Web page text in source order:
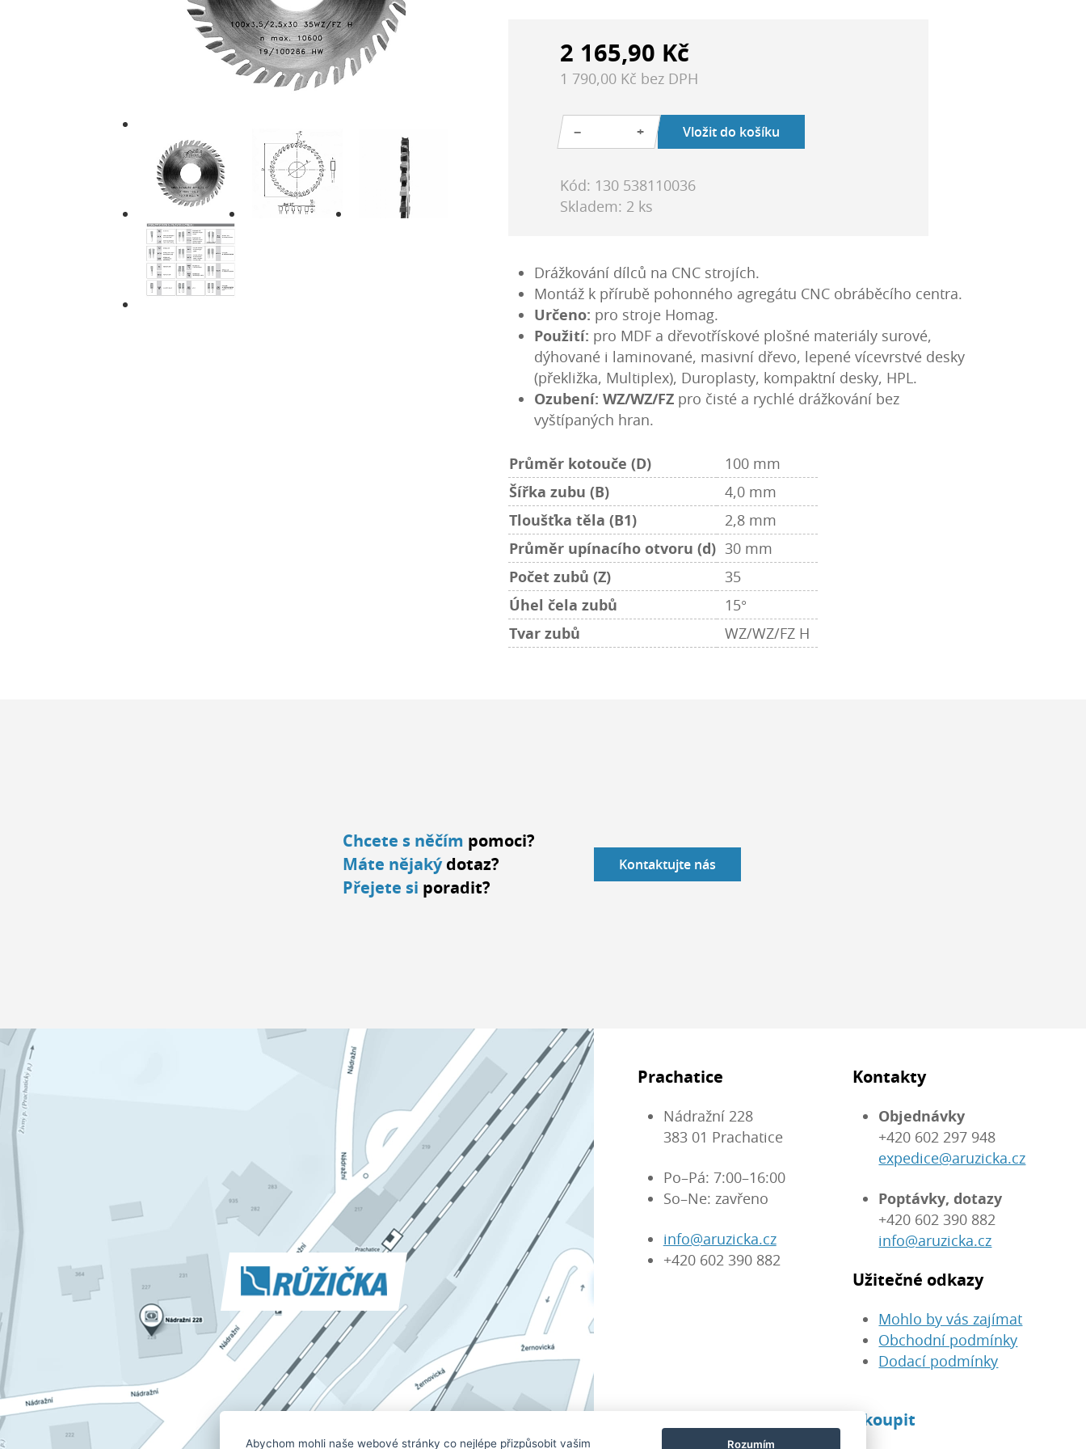
Abychom mohli naše webové stránky co nejlépe přizpůsobit vašim Rozumím
2 165,90 Kč
1 790,00 Kč bez DPH
− + Vložit do košíku
Kód: 130 538110036
Skladem: 2 ks
Drážkování dílců na CNC strojích.
Montáž k přírubě pohonného agregátu CNC obráběcího centra.
Určeno: pro stroje Homag.
Použití: pro MDF a dřevotřískové plošné materiály surové,
dýhované i laminované, masivní dřevo, lepené vícevrstvé desky
(překližka, Multiplex), Duroplasty, kompaktní desky, HPL.
Ozubení: WZ/WZ/FZpro čisté a rychlé drážkování bez
vyštípaných hran.
Průměr kotouče (D)
100 mm
Šířka zubu (B)
4,0 mm
Tloušťka těla (B1)
2,8 mm
Průměr upínacího otvoru (d) 30 mm
Počet zubů (Z)
35
Úhel čela zubů
15°
Tvar zubů
WZ/WZ/FZ H
Chcete s něčím pomoci?
Máte nějakýdotaz?
Přejete si poradit?
Kontaktujte nás
Prachatice
Nádražní 228
383 01 Prachatice
Po–Pá: 7:00–16:00
So–Ne: zavřeno
info@aruzicka.cz
+420 602 390 882
Kontakty
Objednávky
+420 602 297 948
expedice@aruzicka.cz
Poptávky, dotazy
+420 602 390 882
info@aruzicka.cz
Užitečné odkazy
Mohlo by vás zajímat
Obchodní podmínky
Dodací podmínky
Značky, které u nás můžete koupit